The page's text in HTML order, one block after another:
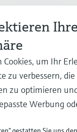
Ihre
um Ihr
zu verbessern,
zu optimieren
Werbung